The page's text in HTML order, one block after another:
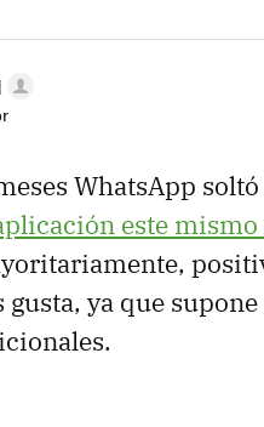
WhatsApp
este mismo
ya que